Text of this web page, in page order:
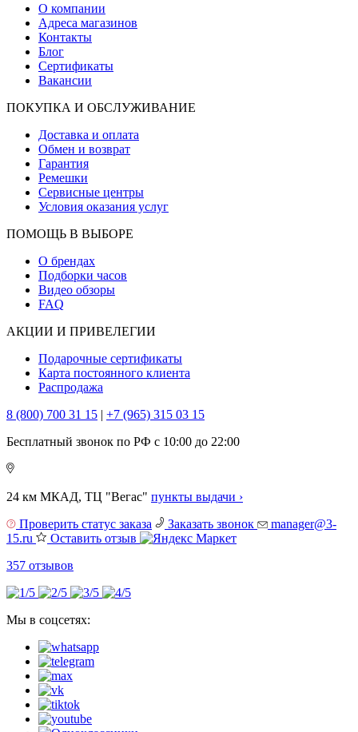
О компании
Адреса магазинов
Контакты
Блог
Сертификаты
Вакансии
ПОКУПКА И ОБСЛУЖИВАНИЕ
Доставка и оплата
Обмен и возврат
Гарантия
Ремешки
Сервисные центры
Условия оказания услуг
ПОМОЩЬ В ВЫБОРЕ
О брендах
Подборки часов
Видео обзоры
FAQ
АКЦИИ И ПРИВЕЛЕГИИ
Подарочные сертификаты
Карта постоянного клиента
Распродажа
8 (800) 700 31 15 | +7 (965) 315 03 15
Бесплатный звонок по РФ с 10:00 до 22:00
24 км МКАД, ТЦ "Вегас" пункты выдачи ›
Проверить статус заказа
Заказать звонок
manager@3-
15.ru
Оставить отзыв
357 отзывов
Мы в соцсетях: